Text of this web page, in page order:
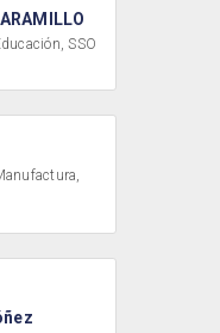
SSO